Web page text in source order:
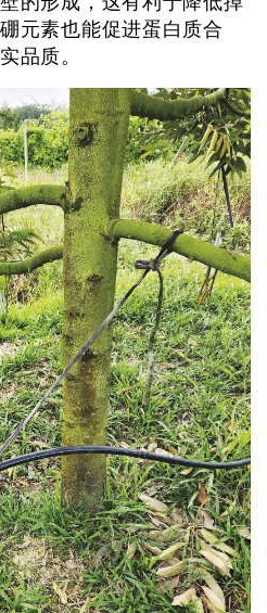
元素也能促进蛋白质合
品质。